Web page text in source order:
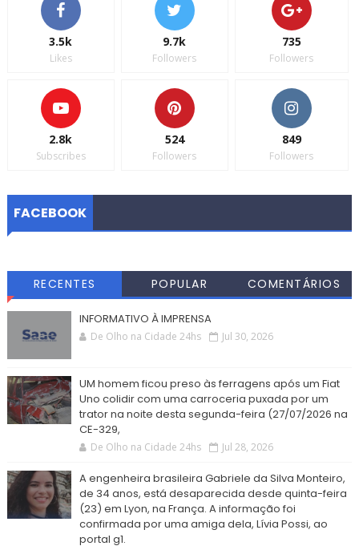
3.5k
Likes
9.7k
Followers
735
Followers
2.8k
Subscribes
524
Followers
849
Followers
FACEBOOK
RECENTES POPULAR COMENTÁRIOS
INFORMATIVO À IMPRENSA
De Olho na Cidade 24hs Jul 30, 2026
UM homem ficou preso às ferragens após um Fiat
Uno colidir com uma carroceria puxada por um
trator na noite desta segunda-feira (27/07/2026 na
CE-329,
De Olho na Cidade 24hs Jul 28, 2026
A engenheira brasileira Gabriele da Silva Monteiro,
de 34 anos, está desaparecida desde quinta-feira
(23) em Lyon, na França. A informação foi
confirmada por uma amiga dela, Lívia Possi, ao
portal g1.